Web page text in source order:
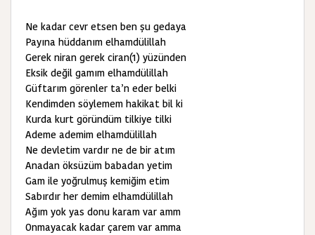
Ne kadar cevr etsen ben şu gedaya
Payına hüddanım elhamdülillah
Gerek niran gerek ciran(1) yüzünden
Eksik değil gamım elhamdülillah
Güftarım görenler ta’n eder belki
Kendimden söylemem hakikat bil ki
Kurda kurt göründüm tilkiye tilki
Ademe ademim elhamdülillah
Ne devletim vardır ne de bir atım
Anadan öksüzüm babadan yetim
Gam ile yoğrulmuş kemiğim etim
Sabırdır her demim elhamdülillah
Ağım yok yas donu karam var amm
Onmayacak kadar çarem var amma